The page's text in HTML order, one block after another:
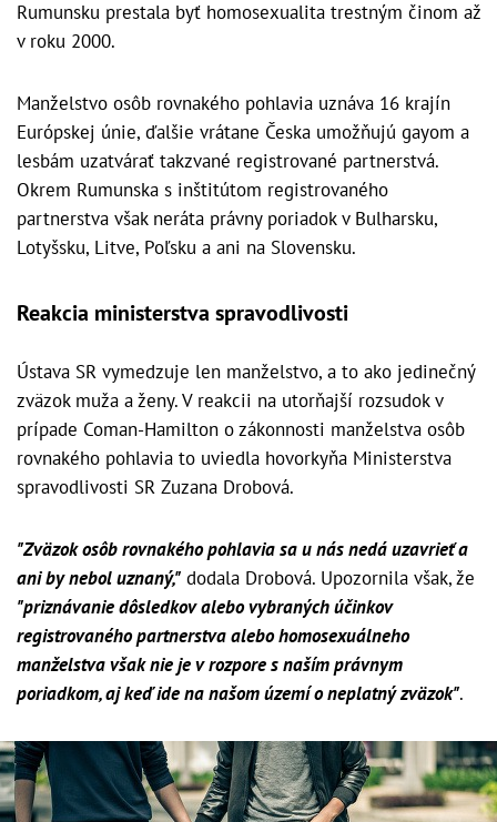
Rumunsku prestala byť homosexualita trestným činom až
v roku 2000.
Manželstvo osôb rovnakého pohlavia uznáva 16 krajín
Európskej únie, ďalšie vrátane Česka umožňujú gayom a
lesbám uzatvárať takzvané registrované partnerstvá.
Okrem Rumunska s inštitútom registrovaného
partnerstva však neráta právny poriadok v Bulharsku,
Lotyšsku, Litve, Poľsku a ani na Slovensku.
Reakcia ministerstva spravodlivosti
Ústava SR vymedzuje len manželstvo, a to ako jedinečný
zväzok muža a ženy. V reakcii na utorňajší rozsudok v
prípade Coman-Hamilton o zákonnosti manželstva osôb
rovnakého pohlavia to uviedla hovorkyňa Ministerstva
spravodlivosti SR Zuzana Drobová.
"Zväzok osôb rovnakého pohlavia sa u nás nedá uzavrieť a
ani by nebol uznaný," dodala Drobová. Upozornila však, že
"priznávanie dôsledkov alebo vybraných účinkov
registrovaného partnerstva alebo homosexuálneho
manželstva však nie je v rozpore s naším právnym
poriadkom, aj keď ide na našom území o neplatný zväzok".